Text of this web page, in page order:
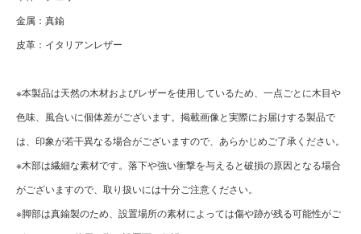
金属：真鍮
皮革：イタリアンレザー
※本製品は天然の木材およびレザーを使用しているため、一点ごとに木目や
色味、風合いに個体差がございます。掲載画像と実際にお届けする製品で
は、印象が若干異なる場合がございますので、あらかじめご了承ください。
※木部は繊細な素材です。落下や強い衝撃を与えると破損の原因となる場合
がございますので、取り扱いには十分ご注意ください。
※脚部は真鍮製のため、設置場所の素材によっては傷や跡が残る可能性がご